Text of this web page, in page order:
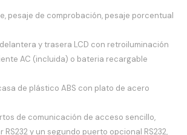
pesaje de comprobación, pesaje porcentual
y trasera LCD con retroiluminación
AC (incluida) o bateria recargable
de plástico ABS con plato de acero
de comunicación de acceso sencillo,
y un segundo puerto opcional RS232,